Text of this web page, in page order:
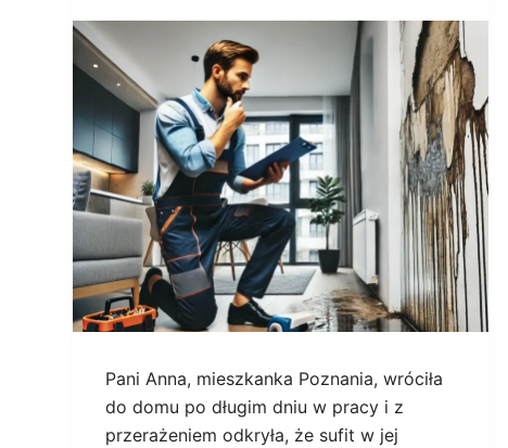
Pani Anna, mieszkanka Poznania, wróciła
do domu po długim dniu w pracy i z
przerażeniem odkryła, że sufit w jej